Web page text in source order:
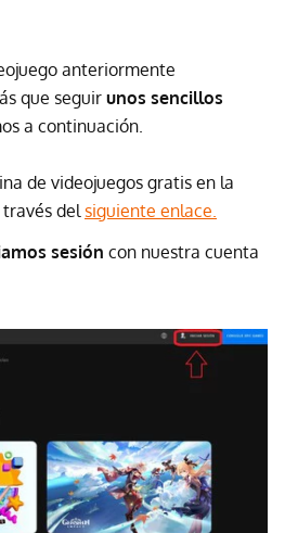
anteriormente
que seguir unos sencillos
a continuación.
de videojuegos gratis en la
través del siguiente enlace.
sesión con nuestra cuenta